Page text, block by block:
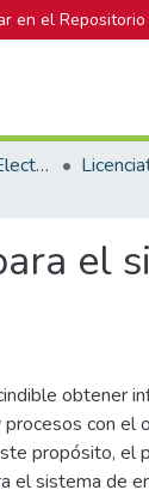
en el Repositorio
Escuela de Ingeniería Electrónica
el
obtener
con el
propósito, el
el sistema de